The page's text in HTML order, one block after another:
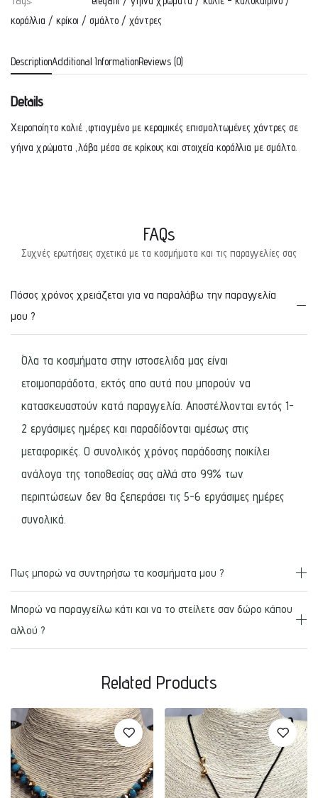
κοράλλια / κρίκοι / σμάλτο / χάντρες
DescriptionAdditional InformationReviews (0)
Details
Χειροποίητο κολιέ ,φτιαγμένο με κεραμικές επισμαλτωμένες χάντρες σε
γήινα χρώματα ,λάβα μέσα σε κρίκους και στοιχεία κοράλλια με σμάλτο.
FAQs
Συχνές ερωτήσεις σχετικά με τα κοσμήματα και τις παραγγελίες σας
Πόσος χρόνος χρειάζεται για να παραλάβω την παραγγελία
μου ?
Όλα τα κοσμήματα στην ιστοσελιδα μας είναι
ετοιμοπαράδοτα, εκτός απο αυτά που μπορούν να
κατασκευαστούν κατά παραγγελία. Αποστέλλονται εντός 1-
2 εργάσιμες ημέρες και παραδίδονται αμέσως στις
μεταφορικές. Ο συνολικός χρόνος παράδοσης ποικίλει
ανάλογα της τοποθεσίας σας αλλά στο 99% των
περιπτώσεων δεν θα ξεπεράσει τις 5-6 εργάσιμες ημέρες
συνολικά.
Πως μπορώ να συντηρήσω τα κοσμήματα μου ?
Μπορώ να παραγγείλω κάτι και να το στείλετε σαν δώρο κάπου
αλλού ?
Related Products